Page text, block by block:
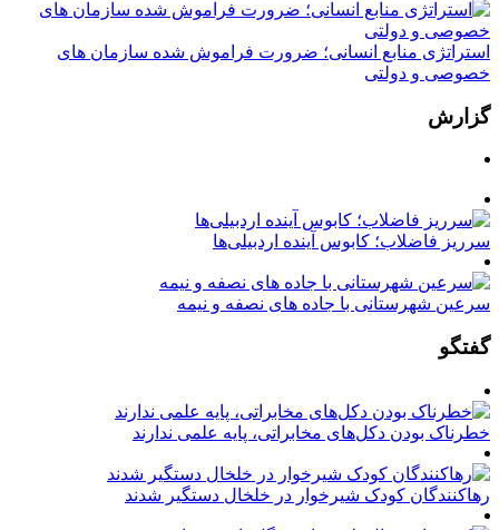
استراتژی منابع انسانی؛ ضرورت فراموش شده سازمان های
خصوصی و دولتی
گزارش
سرریز فاضلاب؛ کابوس آینده اردبیلی‌ها
سرعین شهرستانی با جاده های نصفه و نیمه
گفتگو
خطرناک بودن دکل‌های مخابراتی، پایه علمی ندارند
رهاکنندگان کودک شیرخوار در خلخال دستگیر شدند